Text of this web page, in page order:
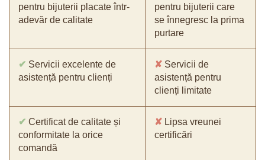
pentru bijuterii placate într-
adevăr de calitate
pentru bijuterii care
se înnegresc la prima
purtare
✔ Servicii excelente de
asistență pentru clienți
✘ Servicii de
asistență pentru
clienți limitate
✔ Certificat de calitate și
conformitate la orice
comandă
✘ Lipsa vreunei
certificări